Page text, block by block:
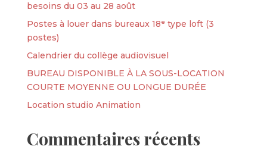
besoins du 03 au 28 août
Postes à louer dans bureaux 18ᵉ type loft (3
postes)
Calendrier du collège audiovisuel
BUREAU DISPONIBLE À LA SOUS-LOCATION
COURTE MOYENNE OU LONGUE DURÉE
Location studio Animation
Commentaires récents